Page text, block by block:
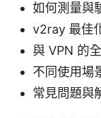
如何測量與
v2ray 最佳
與 VPN 的
不同使用場
常見問題與